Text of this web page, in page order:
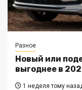
Разное
Новый или
выгоднее в
1 неделя тому